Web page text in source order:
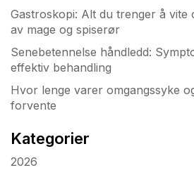
Gastroskopi: Alt du trenger å vite
av mage og spiserør
Senebetennelse håndledd:
effektiv behandling
Hvor lenge varer omgangssyke
forvente
Kategorier
2026